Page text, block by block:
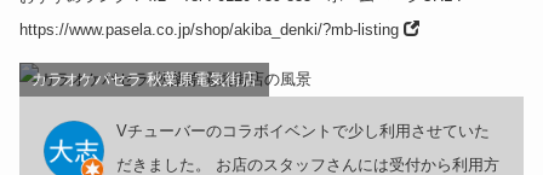
https://www.pasela.co.jp/shop/akiba_denki/?mb-listing
カラオケパセラ 秋葉原電気街店
Vチューバーのコラボイベントで少し利用させていた
だきました。 お店のスタッフさんには受付から利用方